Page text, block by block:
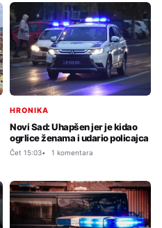
HRONIKA
Novi Sad: Uhapšen jer je kidao
ogrlice ženama i udario policajca
Čet 15:03 1 komentara